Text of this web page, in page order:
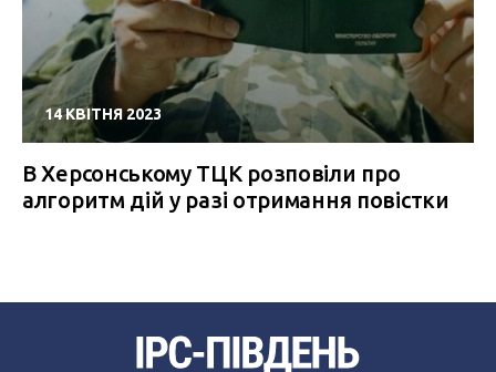
14 КВІТНЯ 2023
В Херсонському ТЦК розповіли про
алгоритм дій у разі отримання повістки